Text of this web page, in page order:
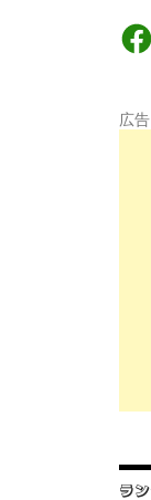
広
ラ